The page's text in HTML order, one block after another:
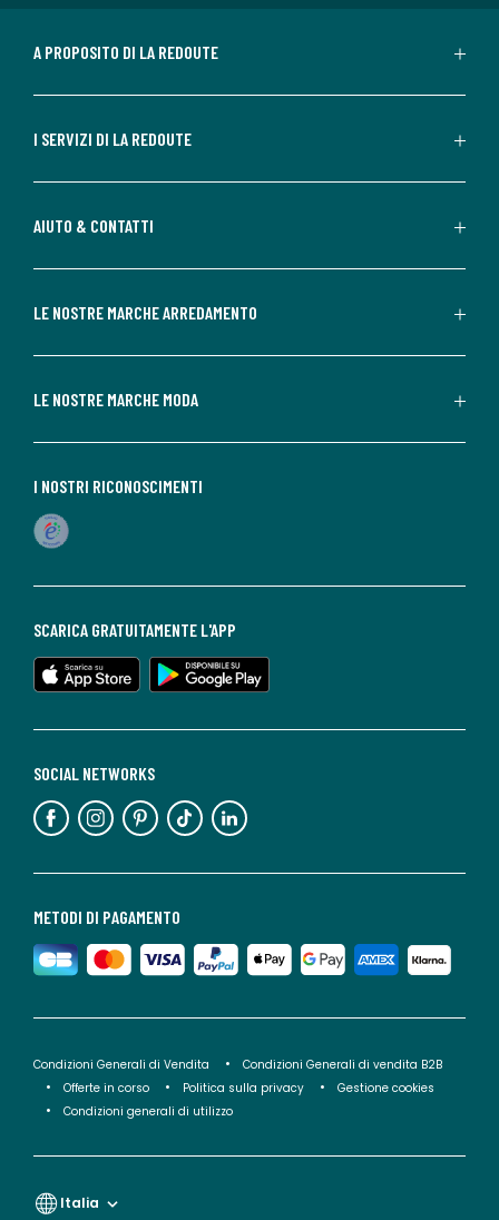
A PROPOSITO DI LA REDOUTE
I SERVIZI DI LA REDOUTE
AIUTO & CONTATTI
LE NOSTRE MARCHE ARREDAMENTO
LE NOSTRE MARCHE MODA
METODI DI PAGAMENTO
SOCIAL NETWORKS
SCARICA GRATUITAMENTE L'APP
I NOSTRI RICONOSCIMENTI
Condizioni Generali di Vendita
Condizioni Generali di vendita B2B
Offerte in corso
Politica sulla privacy
Gestione cookies
Condizioni generali di utilizzo
Italia